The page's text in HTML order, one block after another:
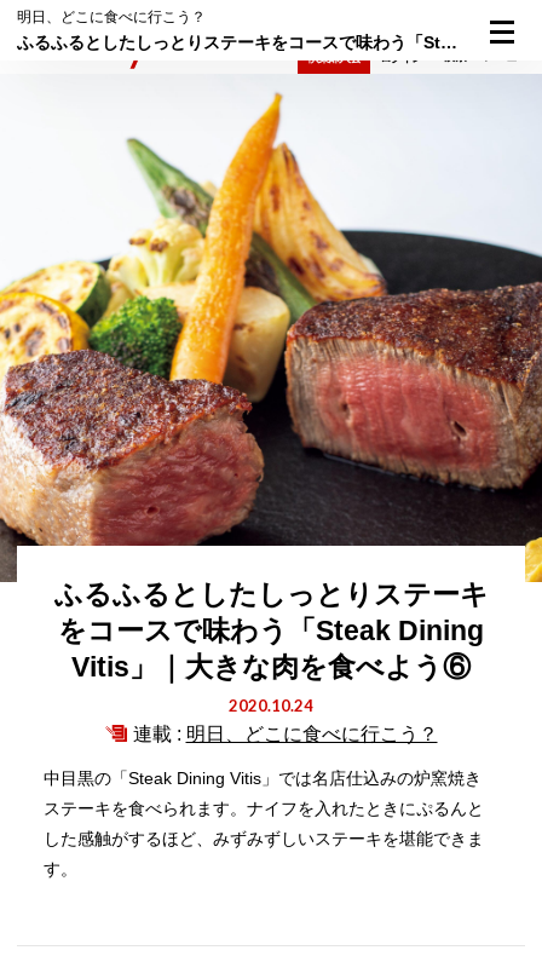
明日、どこに食べに行こう？
ふるふるとしたしっとりステーキをコースで味わう「Steak Dining Vitis」｜大きな肉を食べよう⑥
ふるふるとしたしっとりステーキ
をコースで味わう「Steak Dining
Vitis」｜大きな肉を食べよう⑥
2020.10.24
連載 : 明日、どこに食べに行こう？
中目黒の「Steak Dining Vitis」では名店仕込みの炉窯焼き
ステーキを食べられます。ナイフを入れたときにぷるんと
した感触がするほど、みずみずしいステーキを堪能できま
す。